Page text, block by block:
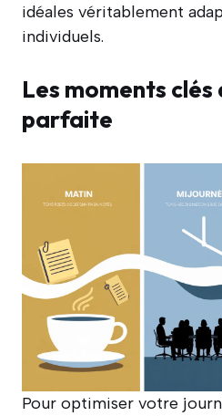
idéales véritablement
individuels.
Les moments clés
parfaite
Pour optimiser votre